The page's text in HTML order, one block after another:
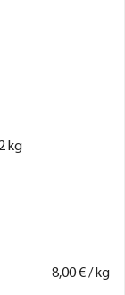
kg
8,00€ / kg